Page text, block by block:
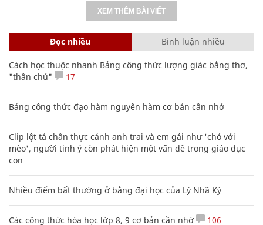
XEM THÊM BÀI VIẾT
Đọc nhiều Bình luận nhiều
Cách học thuộc nhanh Bảng công thức lượng giác bằng thơ,
"thần chú"
17
Bảng công thức đạo hàm nguyên hàm cơ bản cần nhớ
Clip lột tả chân thực cảnh anh trai và em gái như 'chó với
mèo', người tinh ý còn phát hiện một vấn đề trong giáo dục
con
Nhiều điểm bất thường ở bằng đại học của Lý Nhã Kỳ
Các công thức hóa học lớp 8, 9 cơ bản cần nhớ 106